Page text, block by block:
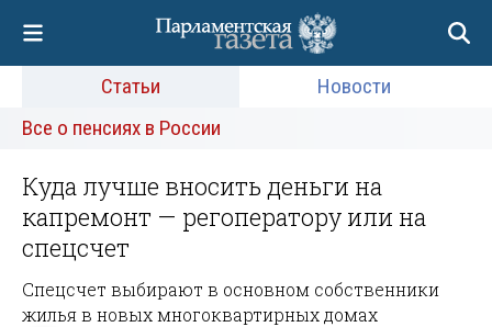
Статьи
Новости
Все о пенсиях в России
Куда лучше вносить деньги на
капремонт — регоператору или на
спецсчет
Спецсчет выбирают в основном собственники
жилья в новых многоквартирных домах